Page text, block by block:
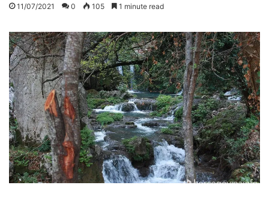
11/07/2021 0 105 1 minute read